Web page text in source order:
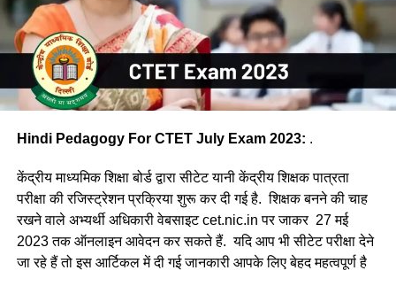
Hindi Pedagogy For CTET July Exam 2023: .
केंद्रीय माध्यमिक शिक्षा बोर्ड द्वारा सीटेट यानी केंद्रीय शिक्षक पात्रता
परीक्षा की रजिस्ट्रेशन प्रक्रिया शुरू कर दी गई है. शिक्षक बनने की चाह
रखने वाले अभ्यर्थी अधिकारी वेबसाइट cet.nic.in पर जाकर 27 मई
2023 तक ऑनलाइन आवेदन कर सकते हैं. यदि आप भी सीटेट परीक्षा देने
जा रहे हैं तो इस आर्टिकल में दी गई जानकारी आपके लिए बेहद महत्वपूर्ण है